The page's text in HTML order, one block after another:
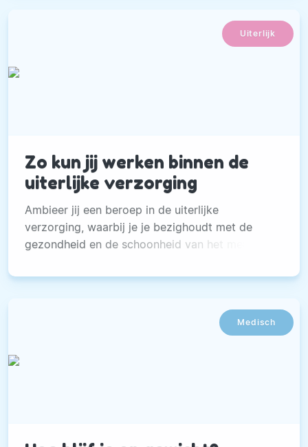
Uiterlijk
Zo kun jij werken binnen de
uiterlijke verzorging
Ambieer jij een beroep in de uiterlijke
verzorging, waarbij je je bezighoudt met de
gezondheid en de schoonheid van het menselijk
Medisch